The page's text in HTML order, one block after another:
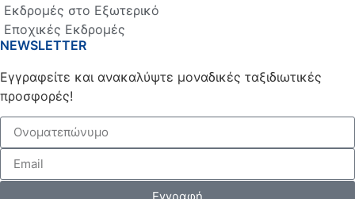
Εκδρομές στο Εξωτερικό
Εποχικές Εκδρομές
NEWSLETTER
Εγγραφείτε και ανακαλύψτε μοναδικές ταξιδιωτικές
προσφορές!